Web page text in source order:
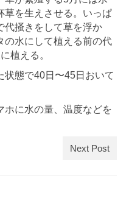
草を生えさせる。いっぱ
代掻きをして草を浮か
の水にして植える前の代
植える。
状態で40日〜45日おいて
ホに水の量、温度などを
Next Post